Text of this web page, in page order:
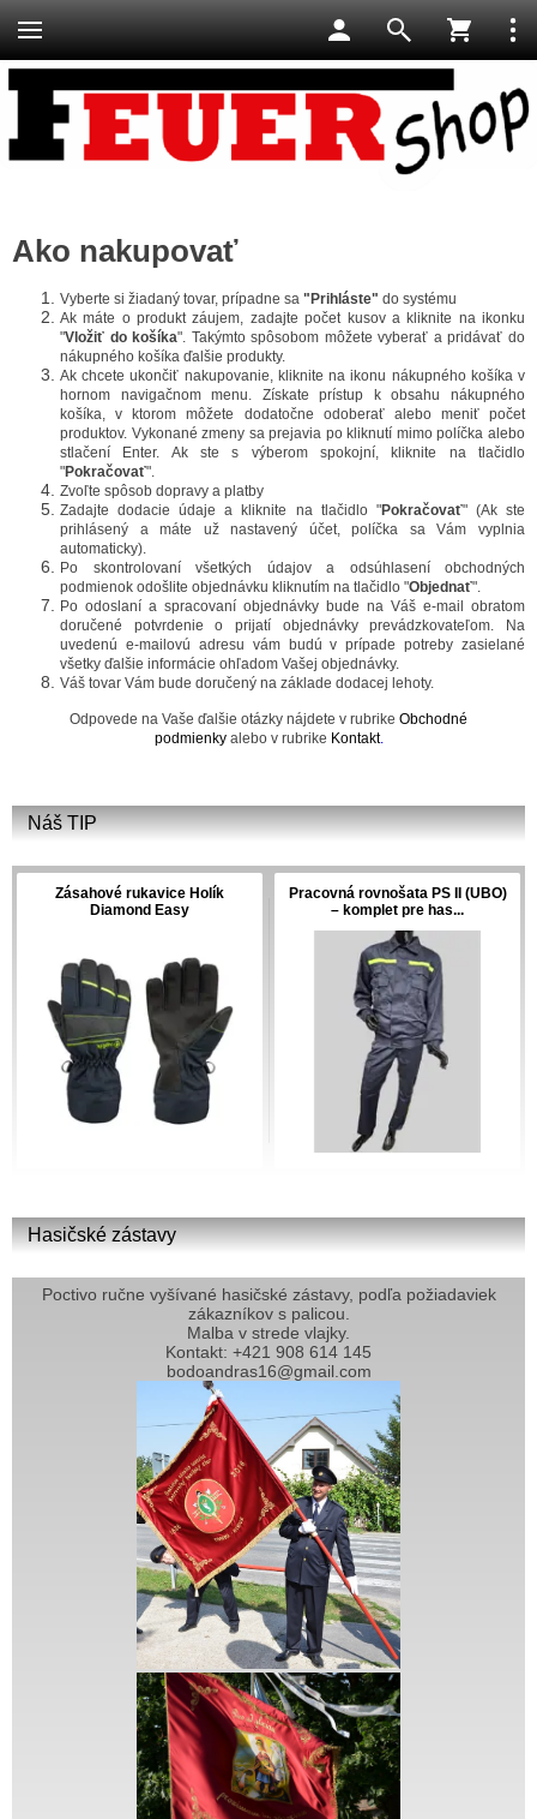
Hasičské zástavy
Poctivo ručne vyšívané hasičské zástavy, podľa požiadaviek
zákazníkov s palicou.
Malba v strede vlajky.
Kontakt: +421 908 614 145
bodoandras16@gmail.com
Ako nakupovať
Vyberte si žiadaný tovar, prípadne sa "Prihláste" do systému
Ak máte o produkt záujem, zadajte počet kusov a kliknite na ikonku
"Vložiť do košíka". Takýmto spôsobom môžete vyberať a pridávať do
nákupného košíka ďalšie produkty.
Ak chcete ukončiť nakupovanie, kliknite na ikonu nákupného košíka v
hornom navigačnom menu. Získate prístup k obsahu nákupného
košíka, v ktorom môžete dodatočne odoberať alebo meniť počet
produktov. Vykonané zmeny sa prejavia po kliknutí mimo políčka alebo
stlačení Enter. Ak ste s výberom spokojní, kliknite na tlačidlo
"Pokračovať".
Zvoľte spôsob dopravy a platby
Zadajte dodacie údaje a kliknite na tlačidlo "Pokračovať" (Ak ste
prihlásený a máte už nastavený účet, políčka sa Vám vyplnia
automaticky).
Po skontrolovaní všetkých údajov a odsúhlasení obchodných
podmienok odošlite objednávku kliknutím na tlačidlo "Objednať".
Po odoslaní a spracovaní objednávky bude na Váš e-mail obratom
doručené potvrdenie o prijatí objednávky prevádzkovateľom. Na
uvedenú e-mailovú adresu vám budú v prípade potreby zasielané
všetky ďalšie informácie ohľadom Vašej objednávky.
Váš tovar Vám bude doručený na základe dodacej lehoty.
Odpovede na Vaše ďalšie otázky nájdete v rubrike Obchodné
podmienkyalebo v rubrike Kontakt.
Náš TIP
Zásahové rukavice Holík
Diamond Easy
Pracovná rovnošata PS II (UBO)
– komplet pre has...